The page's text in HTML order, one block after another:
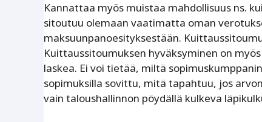
Kannattaa myös muistaa mahdollisuus ns.
sitoutuu olemaan vaatimatta oman
maksuunpanoesityksestään.
Kuittaussitoumuksen hyväksyminen on
laskea. Ei voi tietää, miltä
sopimuksilla sovittu, mitä tapahtuu, jos
vain taloushallinnon pöydällä kulkeva